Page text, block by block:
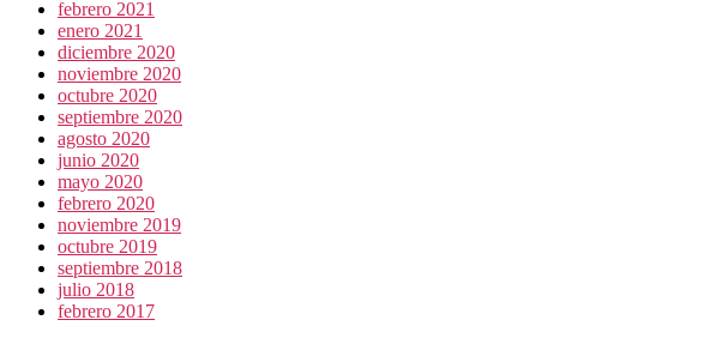
febrero 2021
enero 2021
diciembre 2020
noviembre 2020
octubre 2020
septiembre 2020
agosto 2020
junio 2020
mayo 2020
febrero 2020
noviembre 2019
octubre 2019
septiembre 2018
julio 2018
febrero 2017